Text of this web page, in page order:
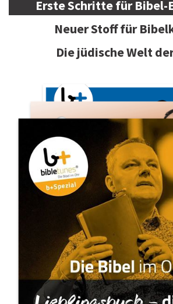
Erste Schritte für Bibel-
Neuer Stoff für
Die jüdische Welt